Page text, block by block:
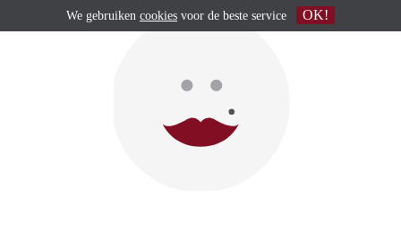
We gebruiken cookies voor de beste service OK!